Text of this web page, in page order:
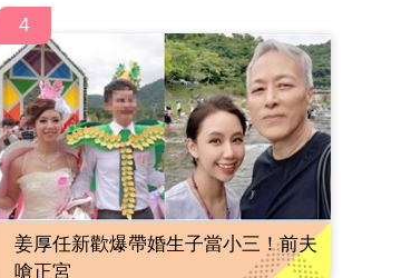
4
姜厚任新歡爆帶婚生子當小三！前夫
嗆正宮